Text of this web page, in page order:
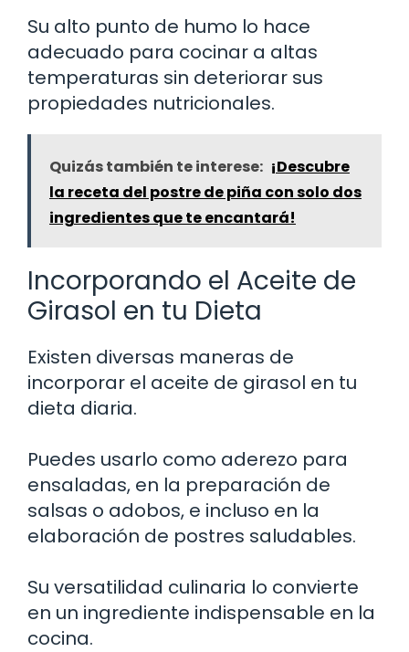
Su alto punto de humo lo hace
adecuado para cocinar a altas
temperaturas sin deteriorar sus
propiedades nutricionales.
Quizás también te interese: ¡Descubre
la receta del postre de piña con solo dos
ingredientes que te encantará!
Incorporando el Aceite de
Girasol en tu Dieta
Existen diversas maneras de
incorporar el aceite de girasol en tu
dieta diaria.
Puedes usarlo como aderezo para
ensaladas, en la preparación de
salsas o adobos, e incluso en la
elaboración de postres saludables.
Su versatilidad culinaria lo convierte
en un ingrediente indispensable en la
cocina.